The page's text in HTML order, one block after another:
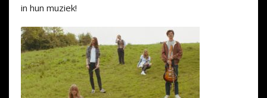
in hun muziek!